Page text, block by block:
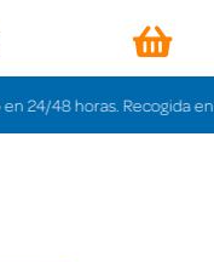
horas. Recogida en